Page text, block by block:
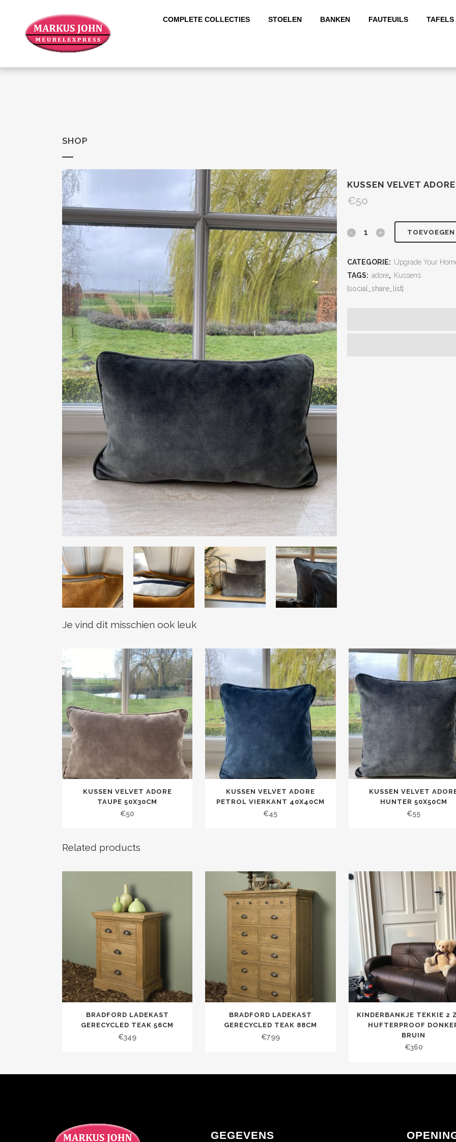
COMPLETE COLLECTIES STOELEN BANKEN FAUTEUILS TAFELS
SHOP
KUSSEN VELVET
€50
CATEGORIE: Upgrade Your
TAGS: adore, Kussens
[social_share_list]
Je vind dit misschien ook leuk
KUSSEN VELVET ADORE
TAUPE 50X30CM
€50
KUSSEN VELVET ADORE
PETROL VIERKANT 40X40CM
€45
KUSSEN VELVET
HUNTER 50X50CM
€55
Related products
BRADFORD LADEKAST
GERECYCLED TEAK 56CM
€349
BRADFORD LADEKAST
GERECYCLED TEAK 88CM
€799
KINDERBANKJE TEKKIE 2
HUFTERPROOF
BRUIN
€360
GEGEVENS